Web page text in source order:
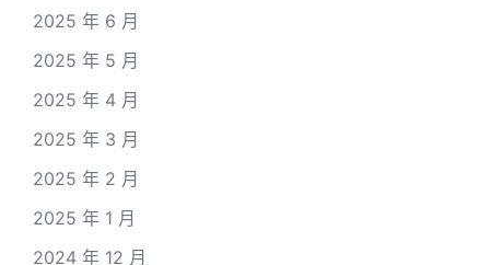
2025 年 6 月
2025 年 5 月
2025 年 4 月
2025 年 3 月
2025 年 2 月
2025 年 1 月
2024 年 12 月